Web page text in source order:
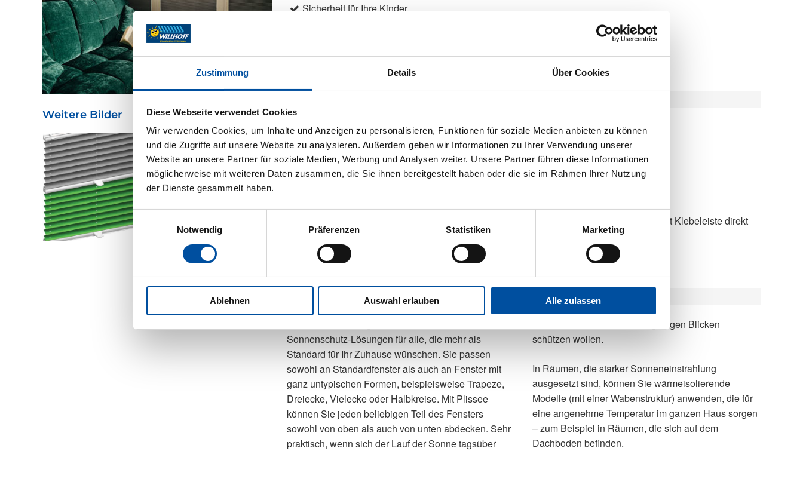
Zustimmung Details Über Cookies
Diese Webseite verwendet Cookies
Wir verwenden Cookies, um Inhalte und Anzeigen zu personalisieren, Funktionen für soziale Medien anbieten zu können
und die Zugriffe auf unsere Website zu analysieren. Außerdem geben wir Informationen zu Ihrer Verwendung unserer
Website an unsere Partner für soziale Medien, Werbung und Analysen weiter. Unsere Partner führen diese Informationen
möglicherweise mit weiteren Daten zusammen, die Sie ihnen bereitgestellt haben oder die sie im Rahmen Ihrer Nutzung
der Dienste gesammelt haben.
Einwilligungsauswahl
Notwendig
Präferenzen Statistiken Marketing
Ablehnen Auswahl erlauben Alle zulassen
Sicherheit für Ihre Kinder
max. Breite: 2300 mm
max. Höhe: 4000 mm
max. Fläche: 6,00 m²
Bedienung: Kette, Schnur, Griff, Griffleiste, Elektroantrieb
Montage: An Wand, Decken und in der Glasleiste sowie über Klemmträger. Auch als mit Klebeleiste direkt
auf die Glasscheibe verfügbar.
Produktbeschreibung
Sonnenschutz-Lösungen für alle, die mehr als
Standard für Ihr Zuhause wünschen. Sie passen
sowohl an Standardfenster als auch an Fenster mit
ganz untypischen Formen, beispielsweise Trapeze,
Dreiecke, Vielecke oder Halbkreise. Mit Plissee
können Sie jeden beliebigen Teil des Fensters
sowohl von oben als auch von unten abdecken. Sehr
praktisch, wenn sich der Lauf der Sonne tagsüber
schützen wollen.
In Räumen, die starker Sonneneinstrahlung
ausgesetzt sind, können Sie wärmeisolierende
Modelle (mit einer Wabenstruktur) anwenden, die für
eine angenehme Temperatur im ganzen Haus sorgen
– zum Beispiel in Räumen, die sich auf dem
Dachboden befinden.
Weitere Bilder